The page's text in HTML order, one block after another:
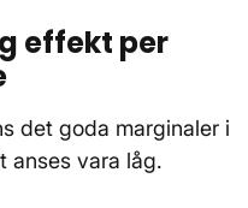
effekt per
det goda marginaler i
anses vara låg.